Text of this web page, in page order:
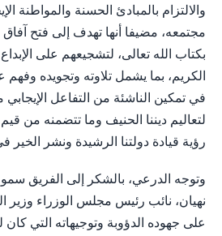
والالتزام بالمبادئ الحسنة والمواطنة
مجتمعه، مضيفا أنها تهدف إلى فتح آفاق
بكتاب الله تعالى، لتشجيعهم على
الكريم، بما يشمل تلاوته وتجويده وفهم
في تمكين الناشئة من التفاعل
لتعاليم ديننا الحنيف وما تتضمنه من
رؤية قيادة دولتنا الرشيدة ونشر الخير
وتوجه الدرعي، بالشكر إلى الفريق
نهيان، نائب رئيس مجلس الوزراء وزير
على جهوده الدؤوبة وتوجيهاته التي كان